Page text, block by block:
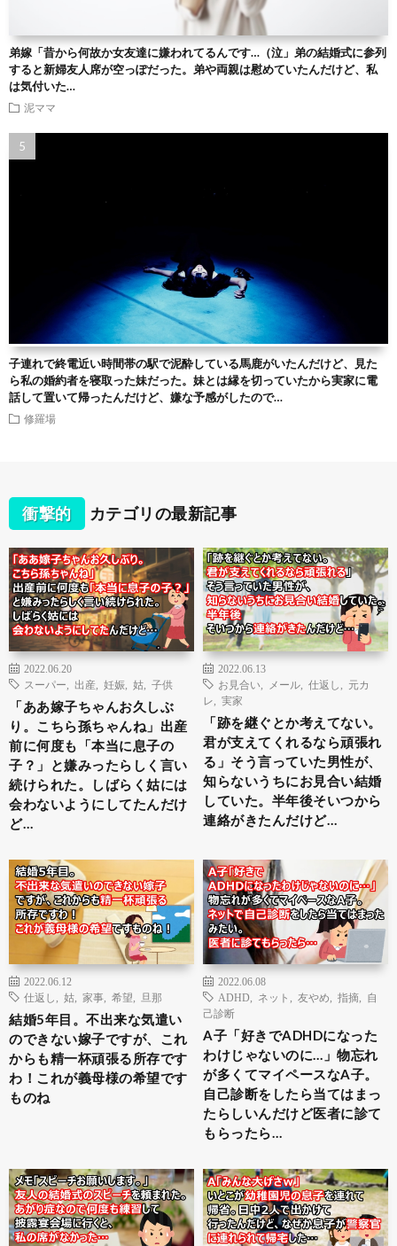
弟嫁「昔から何故か女友達に嫌われてるんです…（泣」弟の結婚式に参列
すると新婦友人席が空っぽだった。弟や両親は慰めていたんだけど、私
は気付いた…
泥ママ
子連れで終電近い時間帯の駅で泥酔している馬鹿がいたんだけど、見た
ら私の婚約者を寝取った妹だった。妹とは縁を切っていたから実家に電
話して置いて帰ったんだけど、嫌な予感がしたので…
修羅場
衝撃的 カテゴリの最新記事
2022.06.20
スーパー
出産 妊娠 姑 子供
「ああ嫁子ちゃんお久しぶ
り。こちら孫ちゃんね」出産
前に何度も「本当に息子の
子？」と嫌みったらしく言い
続けられた。しばらく姑には
会わないようにしてたんだけ
ど…
2022.06.13
お見合い
メール 仕返し
元カ
レ
実家
「跡を継ぐとか考えてない。
君が支えてくれるなら頑張れ
る」そう言っていた男性が、
知らないうちにお見合い結婚
していた。半年後そいつから
連絡がきたんだけど…
2022.06.12
仕返し
姑 家事 希望 旦那
結婚5年目。不出来な気遣い
のできない嫁子ですが、これ
からも精一杯頑張る所存です
わ！これが義母様の希望です
ものね
2022.06.08
ADHD
ネット 友やめ 指摘
自
己診断
A子「好きでADHDになった
わけじゃないのに…」物忘れ
が多くてマイペースなA子。
自己診断をしたら当てはまっ
たらしいんだけど医者に診て
もらったら…